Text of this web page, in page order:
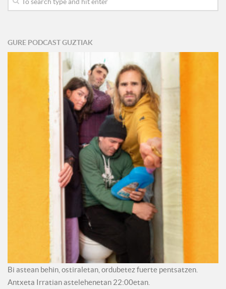
GURE PODCAST GUZTIAK
Bi astean behin, ostiraletan, ordubetez fuerte pentsatzen.
Antxeta Irratian astelehenetan 22:00etan.